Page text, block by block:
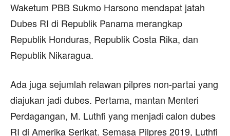
Waketum PBB Sukmo Harsono mendapat jatah
Dubes RI di Republik Panama merangkap
Republik Honduras, Republik Costa Rika, dan
Republik Nikaragua.
Ada juga sejumlah relawan pilpres non-partai yang
diajukan jadi dubes. Pertama, mantan Menteri
Perdagangan, M. Luthfi yang menjadi calon dubes
RI di Amerika Serikat. Semasa Pilpres 2019, Luthfi